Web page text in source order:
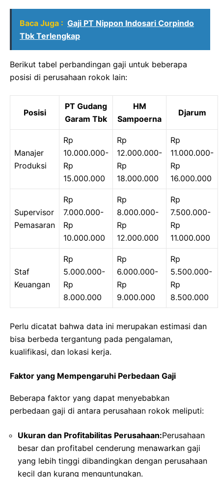
Baca Juga : Gaji PT Nippon Indosari Corpindo
Tbk Terlengkap
Berikut tabel perbandingan gaji untuk beberapa
posisi di perusahaan rokok lain:
Posisi
PT Gudang
Garam Tbk
HM
Sampoerna
Djarum
Manajer
Produksi
Rp
10.000.000-
Rp
15.000.000
Rp
12.000.000-
Rp
18.000.000
Rp
11.000.000-
Rp
16.000.000
Supervisor
Pemasaran
Rp
7.000.000-
Rp
10.000.000
Rp
8.000.000-
Rp
12.000.000
Rp
7.500.000-
Rp
11.000.000
Staf
Keuangan
Rp
5.000.000-
Rp
8.000.000
Rp
6.000.000-
Rp
9.000.000
Rp
5.500.000-
Rp
8.500.000
Perlu dicatat bahwa data ini merupakan estimasi dan
bisa berbeda tergantung pada pengalaman,
kualifikasi, dan lokasi kerja.
Faktor yang Mempengaruhi Perbedaan Gaji
Beberapa faktor yang dapat menyebabkan
perbedaan gaji di antara perusahaan rokok meliputi:
Ukuran dan Profitabilitas Perusahaan:Perusahaan
besar dan profitabel cenderung menawarkan gaji
yang lebih tinggi dibandingkan dengan perusahaan
kecil dan kurang menguntungkan.